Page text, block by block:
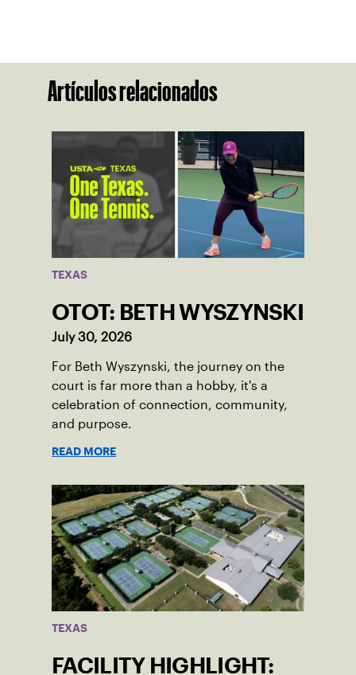
Artículos relacionados
TEXAS
OTOT: BETH WYSZYNSKI
July 30, 2026
For Beth Wyszynski, the journey on the
court is far more than a hobby, it's a
celebration of connection, community,
and purpose.
READ MORE
TEXAS
FACILITY HIGHLIGHT: